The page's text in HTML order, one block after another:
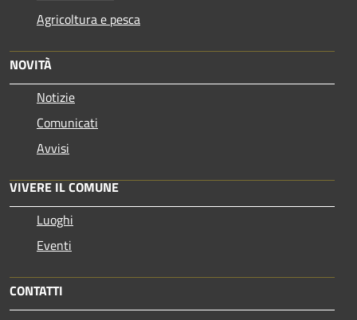
Agricoltura e pesca
NOVITÀ
Notizie
Comunicati
Avvisi
VIVERE IL COMUNE
Luoghi
Eventi
CONTATTI